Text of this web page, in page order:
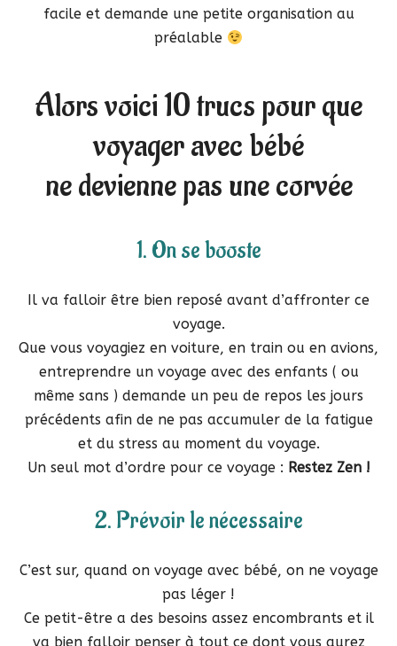
facile et demande une petite organisation au
préalable
Alors voici 10 trucs pour que
voyager avec bébé
ne devienne pas une corvée
1. On se booste
Il va falloir être bien reposé avant d’affronter ce
voyage.
Que vous voyagiez en voiture, en train ou en avions,
entreprendre un voyage avec des enfants ( ou
même sans ) demande un peu de repos les jours
précédents afin de ne pas accumuler de la fatigue
et du stress au moment du voyage.
Un seul mot d’ordre pour ce voyage : Restez Zen !
2. Prévoir le nécessaire
C’est sur, quand on voyage avec bébé, on ne voyage
pas léger !
Ce petit-être a des besoins assez encombrants et il
va bien falloir penser à tout ce dont vous aurez